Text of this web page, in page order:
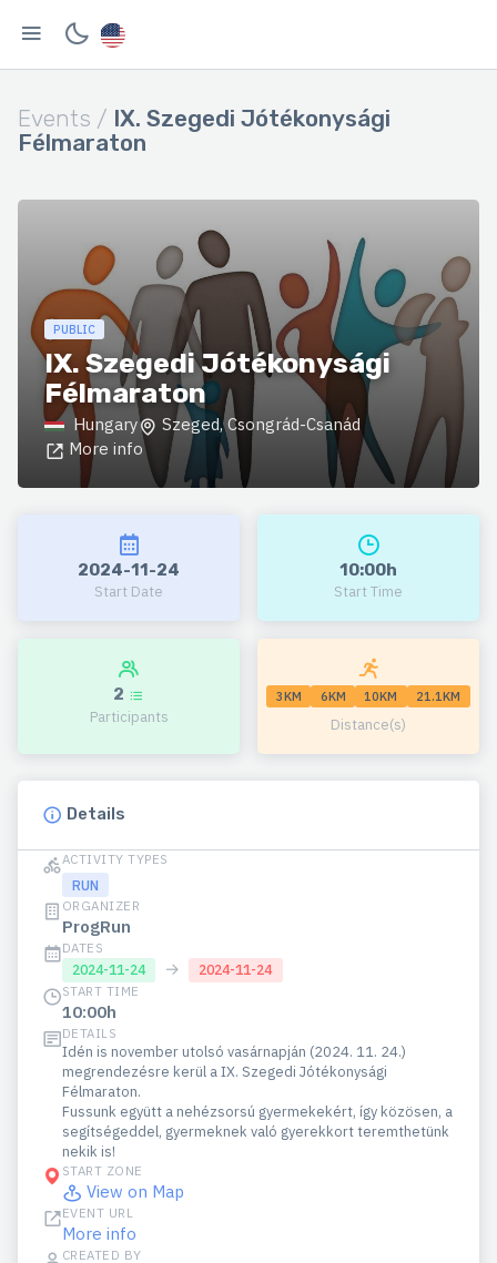
Events / IX. Szegedi Jótékonysági
Félmaraton
PUBLIC
IX. Szegedi Jótékonysági
Félmaraton
Hungary
Szeged, Csongrád-Csanád
More info
2024-11-24
Start Date
10:00h
Start Time
2
Participants
3KM 6KM 10KM 21.1KM
Distance(s)
Details
ACTIVITY TYPES
RUN
ORGANIZER
ProgRun
DATES
2024-11-24
→
2024-11-24
START TIME
10:00h
DETAILS
Idén is november utolsó vasárnapján (2024. 11. 24.)
megrendezésre kerül a IX. Szegedi Jótékonysági
Félmaraton.
Fussunk együtt a nehézsorsú gyermekekért, így közösen, a
segítségeddel, gyermeknek való gyerekkort teremthetünk
nekik is!
START ZONE
View on Map
EVENT URL
More info
CREATED BY